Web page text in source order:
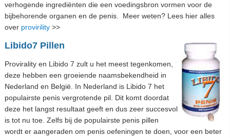
verhogende ingrediënten die een voedingsbron vormen voor de
bijbehorende organen en de penis. Meer weten? Lees hier alles
over provirility >>
Libido7 Pillen
Provirality en Libido 7 zult u het meest tegenkomen,
deze hebben een groeiende naamsbekendheid in
Nederland en België. In Nederland is Libido 7 het
populairste penis vergrotende pil. Dit komt doordat
deze het langst resultaat geeft en dus zeer succesvol
is tot nu toe. Zelfs bij de populairste penis pillen
wordt er aangeraden om penis oefeningen te doen, voor een beter